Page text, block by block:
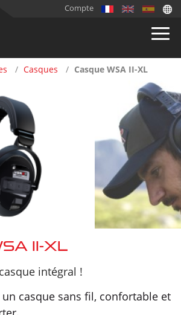
Compte
Casques Casque WSA II-XL
II-XL
intégral !
un casque sans fil, confortable et